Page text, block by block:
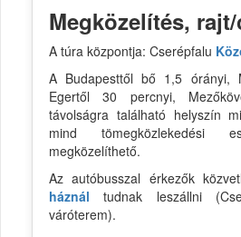
Megközelítés,
A túra központja: Cserépfalu
A Budapesttől bő 1,5 órányi,
Egertől 30 percnyi,
távolságra található helyszín
mind tömegközlekedési
megközelíthető.
Az autóbusszal érkezők
háznál tudnak leszállni
váróterem).